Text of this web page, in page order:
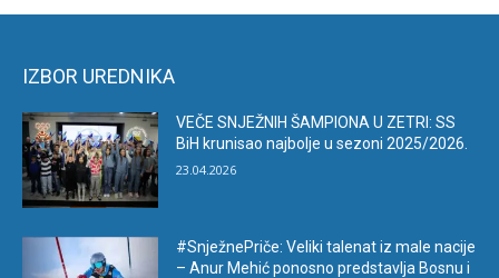
IZBOR UREDNIKA
VEČE SNJEŽNIH ŠAMPIONA U ZETRI: SS
BiH krunisao najbolje u sezoni 2025/2026.
23.04.2026
#SnježnePriče: Veliki talenat iz male nacije
– Anur Mehić ponosno predstavlja Bosnu i